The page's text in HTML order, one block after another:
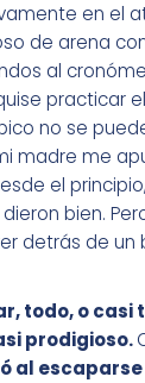
en el
de arena
al
practicar
no se
madre me
el
bien.
detrás de un
todo, o casi
prodigioso.
al escaparse